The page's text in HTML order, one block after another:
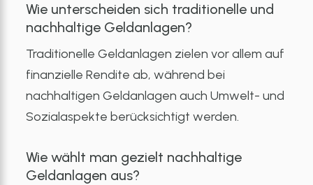
Wie unterscheiden sich traditionelle und
nachhaltige Geldanlagen?
Traditionelle Geldanlagen zielen vor allem auf
finanzielle Rendite ab, während bei
nachhaltigen Geldanlagen auch Umwelt- und
Sozialaspekte berücksichtigt werden.
Wie wählt man gezielt nachhaltige
Geldanlagen aus?